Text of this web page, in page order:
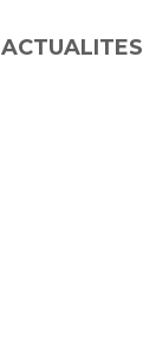
ACTUALITES